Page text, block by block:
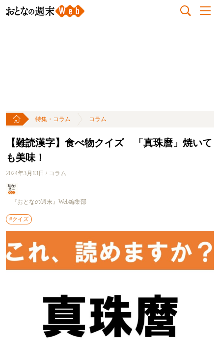
特集・コラム コラム
【難読漢字】食べ物クイズ 「真珠麿」焼いて
も美味！
2024年3月13日 / コラム
『おとなの週末』Web編集部
#クイズ